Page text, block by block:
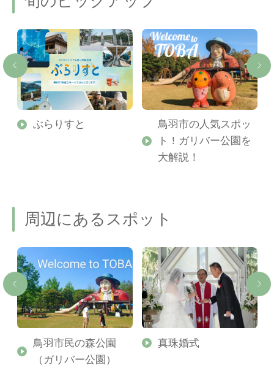
ぶらりすと
鳥羽市の人気スポッ
ト！ガリバー公園を
大解説！
周辺にあるスポット
鳥羽市民の森公園
（ガリバー公園）
真珠婚式